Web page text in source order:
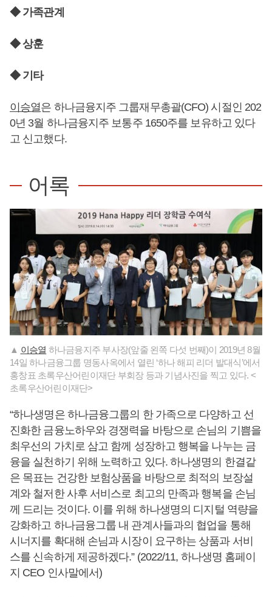
◆ 가족관계
◆ 상훈
◆ 기타
이승열은 하나금융지주 그룹재무총괄(CFO) 시절인 202
0년 3월 하나금융지주 보통주 1650주를 보유하고 있다
고 신고했다.
어록
▲ 이승열 하나금융지주 부사장(앞줄 왼쪽 다섯 번째)이 2019년 8월
14일 하나금융그룹 명동사옥에서 열린 ‘하나 해피 리더 발대식’에서
홍창표 초록우산어린이재단 부회장 등과 기념사진을 찍고 있다. <
초록우산어린이재단>
“하나생명은 하나금융그룹의 한 가족으로 다양하고 선
진화한 금융노하우와 경쟁력을 바탕으로 손님의 기쁨을
최우선의 가치로 삼고 함께 성장하고 행복을 나누는 금
융을 실천하기 위해 노력하고 있다. 하나생명의 한결같
은 목표는 건강한 보험상품을 바탕으로 최적의 보장설
계와 철저한 사후 서비스로 최고의 만족과 행복을 손님
께 드리는 것이다. 이를 위해 하나생명의 디지털 역량을
강화하고 하나금융그룹 내 관계사들과의 협업을 통해
시너지를 확대해 손님과 시장이 요구하는 상품과 서비
스를 신속하게 제공하겠다.” (2022/11, 하나생명 홈페이
지 CEO 인사말에서)